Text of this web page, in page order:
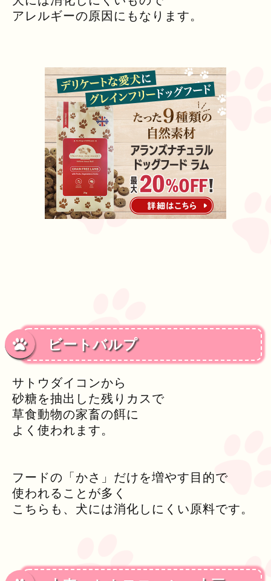
アレルギーの原因にもなります。
ビートバルプ
サトウダイコンから
砂糖を抽出した残りカスで
草食動物の家畜の餌に
よく使われます。
フードの「かさ」だけを増やす目的で
使われることが多く
こちらも、犬には消化しにくい原料です。